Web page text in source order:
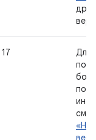
17
Для
см.